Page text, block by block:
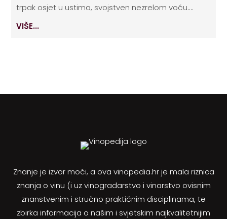
trpak osjet u ustima, svojstven nezrelom voću....
VIŠE...
Znanje je izvor moći, a ova vinopedia.hr je mala riznica
znanja o vinu (i uz vinogradarstvo i vinarstvo ovisnim
znanstvenim i stručno praktičnim disciplinama, te
zbirka informacija o našim i svjetskim najkvalitetnijim